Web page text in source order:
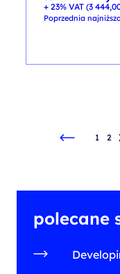
polecane
wynosiła:
3 400,00 PLN.
wynosi:
2 800,00 PLN.
+ 23% VAT (3
Poprzednia
1 2